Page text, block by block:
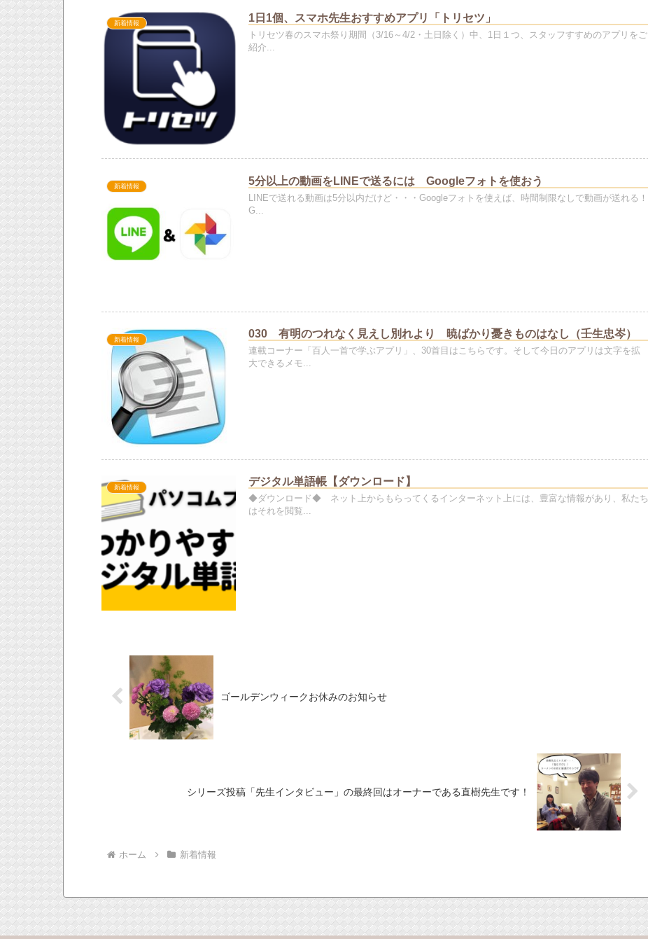
新着情報 1日1個、スマホ先生おすすめアプリ「トリセツ」
トリセツ春のスマホ祭り期間（3/16～4/2・土日除く）中、1日１つ、スタッフすすめのアプリをご
紹介...
新着情報 5分以上の動画をLINEで送るには Googleフォトを使おう
LINEで送れる動画は5分以内だけど・・・Googleフォトを使えば、時間制限なしで動画が送れる！
G...
新着情報 030 有明のつれなく見えし別れより 暁ばかり憂きものはなし（壬生忠岑）
連載コーナー「百人一首で学ぶアプリ」、30首目はこちらです。そして今日のアプリは文字を拡
大できるメモ...
新着情報 デジタル単語帳【ダウンロード】
◆ダウンロード◆ ネット上からもらってくるインターネット上には、豊富な情報があり、私たち
はそれを閲覧...
ゴールデンウィークお休みのお知らせ
シリーズ投稿「先生インタビュー」の最終回はオーナーである直樹先生です！
ホーム 新着情報